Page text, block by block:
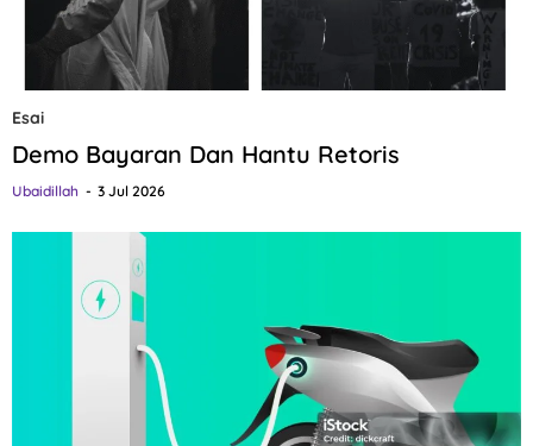
Esai
Demo Bayaran Dan Hantu Retoris
Ubaidillah 3 Jul 2026